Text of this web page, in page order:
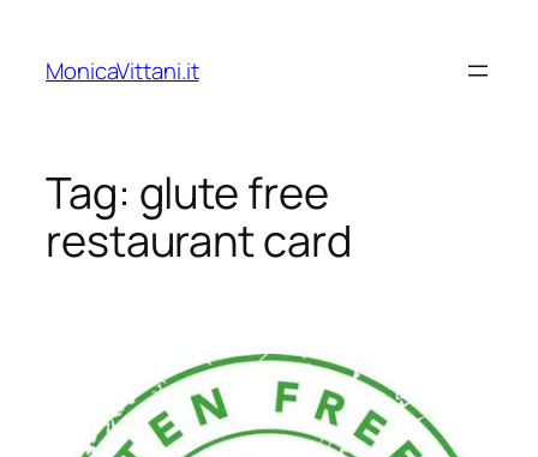
contenuto
MonicaVittani.it
Tag: glute free
restaurant card